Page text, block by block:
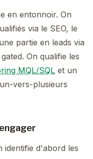
en entonnoir. On
via le SEO, le
partie en leads via
On qualifie les
MQL/SQL et un
vers-plusieurs
identifie d'abord les